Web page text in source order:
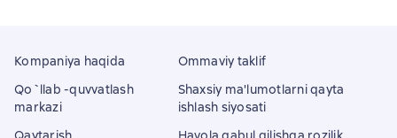
Kompaniya haqida
Qo`llab -quvvatlash
markazi
Ommaviy taklif
Shaxsiy ma'lumotlarni qayta
ishlash siyosati